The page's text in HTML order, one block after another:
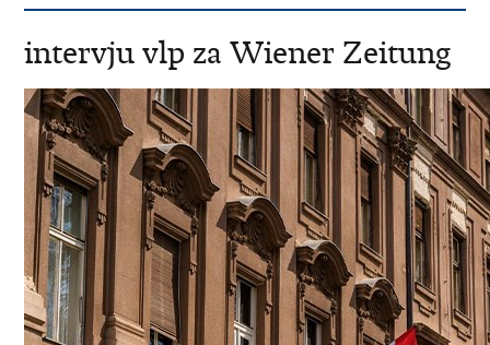
intervju vlp za Wiener Zeitung